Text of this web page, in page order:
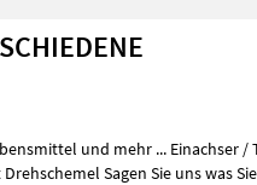
und mehr ... Einachser /
Sagen Sie uns was